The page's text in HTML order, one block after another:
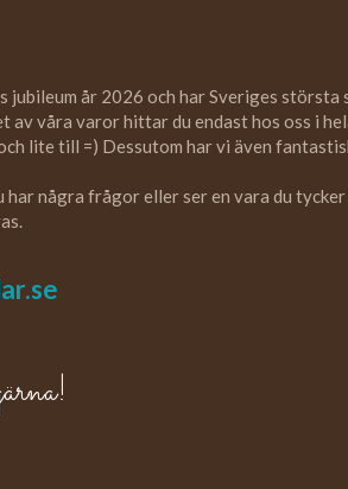
jubileum år 2026 och har Sveriges största
av våra varor hittar du endast hos oss i
lite till =) Dessutom har vi även
har några frågor eller ser en vara du tycker